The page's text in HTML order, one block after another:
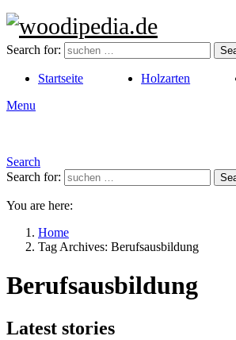
Search for:
Startseite Holzarten
Menu
Search
Search for:
You are here:
Home
Tag Archives: Berufsausbildung
Berufsausbildung
Latest stories